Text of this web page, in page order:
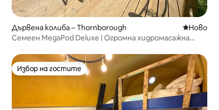
Дървена колиба – Thornborough Ново
Ново
Семеен MegaPod Deluxe | Огромна хидромасажна
Избор на гостите
Избор на гостите